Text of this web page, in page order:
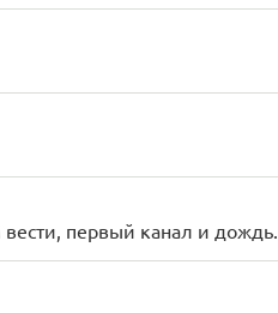
первый канал и дождь.